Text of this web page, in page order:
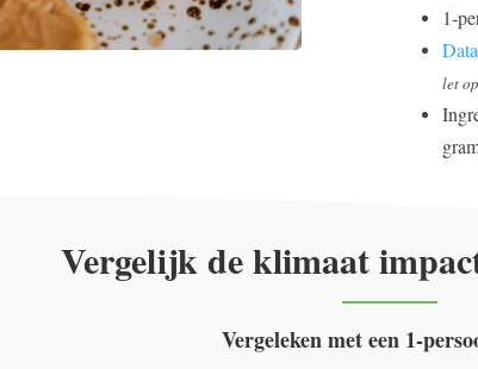
1-
Data
let
Vergelijk de klimaat
Vergeleken met een 1-